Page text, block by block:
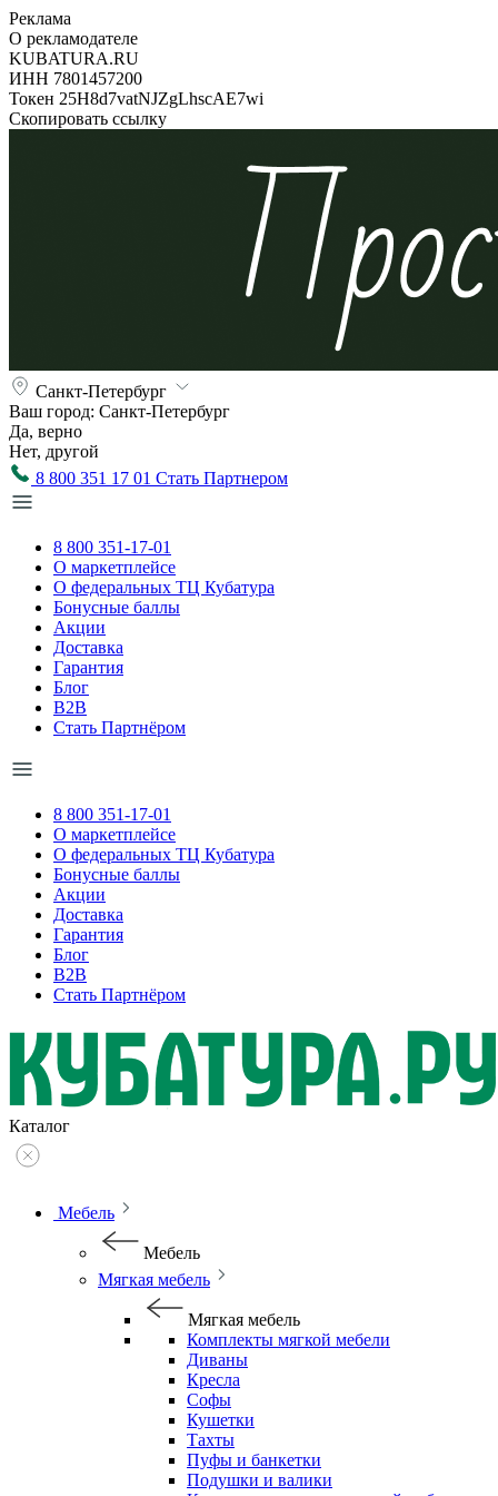
Реклама
О рекламодателе
KUBATURA.RU
ИНН 7801457200
Токен 25H8d7vatNJZgLhscAE7wi
Скопировать ссылку
Санкт-Петербург
Ваш город: Санкт-Петербург
Да, верно
Нет, другой
8 800 351 17 01 Стать Партнером
8 800 351-17-01
О маркетплейсе
О федеральных ТЦ Кубатура
Бонусные баллы
Акции
Доставка
Гарантия
Блог
B2B
Стать Партнёром
8 800 351-17-01
О маркетплейсе
О федеральных ТЦ Кубатура
Бонусные баллы
Акции
Доставка
Гарантия
Блог
B2B
Стать Партнёром
Каталог
Мебель
Мебель
Мягкая мебель
Мягкая мебель
Комплекты мягкой мебели
Диваны
Кресла
Софы
Кушетки
Тахты
Пуфы и банкетки
Подушки и валики